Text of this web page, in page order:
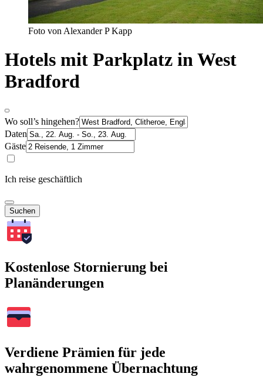
Foto von Alexander P Kapp
Hotels mit Parkplatz in West
Bradford
Wo soll’s hingehen?
Daten
Gäste
Ich reise geschäftlich
Suchen
Kostenlose Stornierung bei
Planänderungen
Verdiene Prämien für jede
wahrgenommene Übernachtung